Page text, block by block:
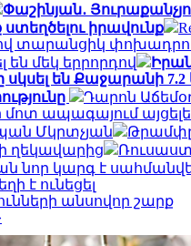
Փաշինյան․
իրավունք
տարանցիկ
մեկ երրորդով
սկսել են Քաջարանի
Դարոն
մոտ ապագայում
Մկրտչյան
Թրամփը
ղեկավարից
նոր կարգ է
է ունեցել
անսովոր շարք